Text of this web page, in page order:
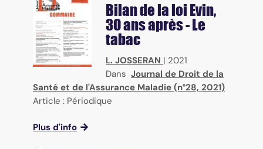
Bilan de la loi Evin,
30 ans après - Le
tabac
L. JOSSERAN | 2021
Dans Journal de Droit de la
Santé et de l'Assurance Maladie (n°28, 2021)
Article : Périodique
Plus d'info